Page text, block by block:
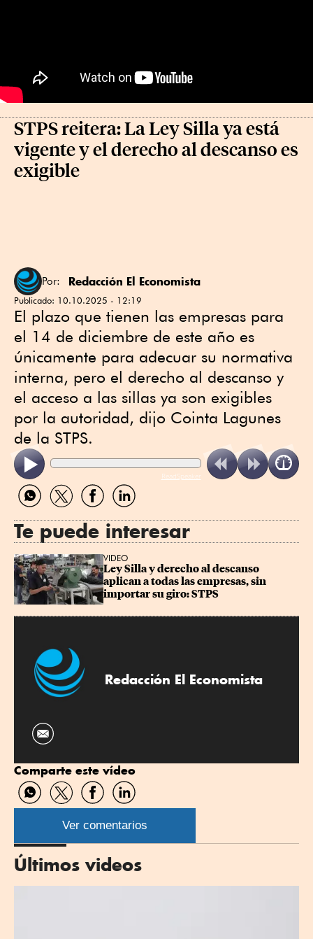
STPS reitera: La Ley Silla ya está
vigente y el derecho al descanso es
exigible
Por: Redacción El Economista
Publicado: 10.10.2025 - 12:19
El plazo que tienen las empresas para
el 14 de diciembre de este año es
únicamente para adecuar su normativa
interna, pero el derecho al descanso y
el acceso a las sillas ya son exigibles
por la autoridad, dijo Cointa Lagunes
de la STPS.
ReadSpeaker
Compartir
por
Compartir
por
Compartir
por
Compartir
por
Te puede interesar
VIDEO
Ley Silla y derecho al descanso
aplican a todas las empresas, sin
importar su giro: STPS
Redacción El Economista
Comparte este vídeo
Compartir
por
WhatsApp
Compartir
por
Twitter
Compartir
por
Facebook
Compartir
por
Linkedin
Ver comentarios
Últimos videos